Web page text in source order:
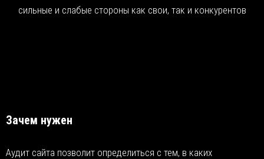
сильные и слабые стороны как свои, так и конкурентов
Зачем нужен
Аудит сайта позволит определиться с тем, в каких